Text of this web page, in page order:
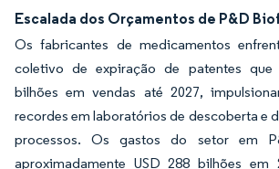
Escalada dos Orçamentos de P&D
Os fabricantes de medicamentos
coletivo de expiração de patentes que
bilhões em vendas até 2027,
recordes em laboratórios de descoberta e
processos. Os gastos do setor em
aproximadamente USD 288 bilhões em